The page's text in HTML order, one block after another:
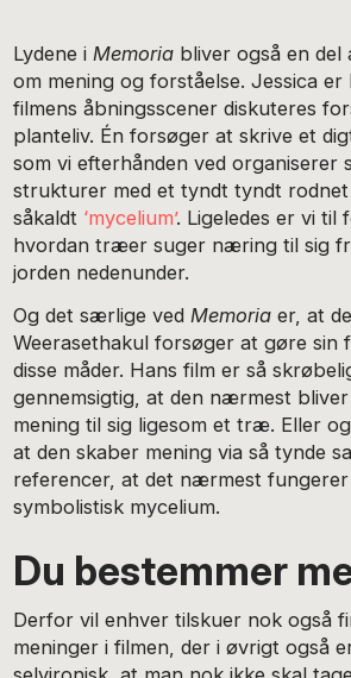
Lydene i Memoria bliver også en
om mening og forståelse. Jessica
filmens åbningsscener diskuteres
planteliv. Én forsøger at skrive et
som vi efterhånden ved organiserer
strukturer med et tyndt tyndt rodnet
såkaldt ‘mycelium’. Ligeledes er vi til
hvordan træer suger næring til sig
jorden nedenunder.
Og det særlige vedMemoriaer, at
Weerasethakul forsøger at gøre sin
disse måder. Hans film er så
gennemsigtig, at den nærmest
mening til sig ligesom et træ. Eller
at den skaber mening via så tynde
referencer, at det nærmest fungerer
symbolistisk mycelium.
Du bestemmer
Derfor vil enhver tilskuer nok også
meninger i filmen, der i øvrigt også